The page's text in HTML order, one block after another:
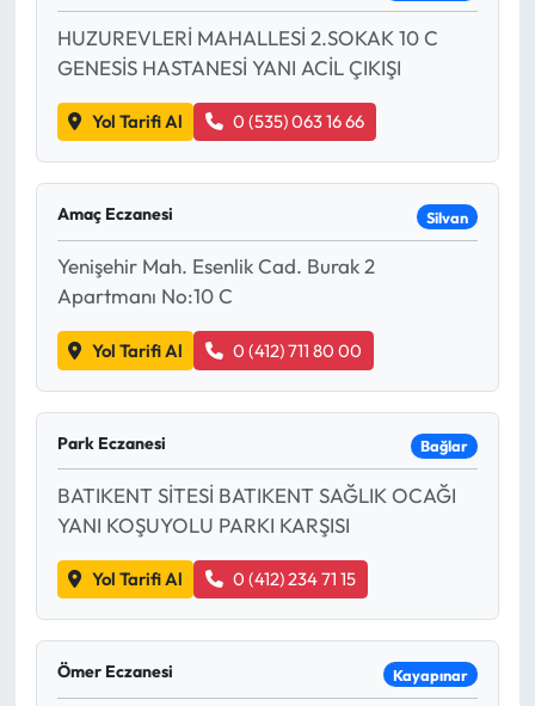
HUZUREVLERİ MAHALLESİ 2.SOKAK 10 C
GENESİS HASTANESİ YANI ACİL ÇIKIŞI
Yol Tarifi Al 0 (535) 063 16 66
Amaç Eczanesi Silvan
Yenişehir Mah. Esenlik Cad. Burak 2
Apartmanı No:10 C
Yol Tarifi Al 0 (412) 711 80 00
Park Eczanesi Bağlar
BATIKENT SİTESİ BATIKENT SAĞLIK OCAĞI
YANI KOŞUYOLU PARKI KARŞISI
Yol Tarifi Al 0 (412) 234 71 15
Ömer Eczanesi Kayapınar
Mektup Galeri
Ekonomi
Sağlık
Teknoloji